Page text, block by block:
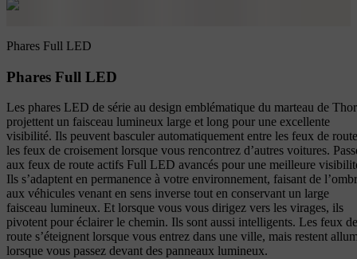
Phares Full LED
Phares Full LED
Les phares LED de série au design emblématique du marteau de Thor
projettent un faisceau lumineux large et long pour une excellente
visibilité. Ils peuvent basculer automatiquement entre les feux de
les feux de croisement lorsque vous rencontrez d’autres voitures.
aux feux de route actifs Full LED avancés pour une meilleure
Ils s’adaptent en permanence à votre environnement, faisant de
aux véhicules venant en sens inverse tout en conservant un large
faisceau lumineux. Et lorsque vous vous dirigez vers les virages, ils
pivotent pour éclairer le chemin. Ils sont aussi intelligents. Les feux de
route s’éteignent lorsque vous entrez dans une ville, mais restent
lorsque vous passez devant des panneaux lumineux.